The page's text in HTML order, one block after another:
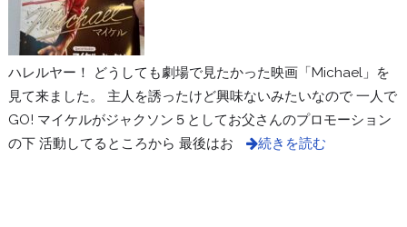
ハレルヤー！ どうしても劇場で見たかった映画「Michael」を
見て来ました。 主人を誘ったけど興味ないみたいなので 一人で
GO! マイケルがジャクソン５としてお父さんのプロモーション
の下 活動してるところから 最後はお
続きを読む